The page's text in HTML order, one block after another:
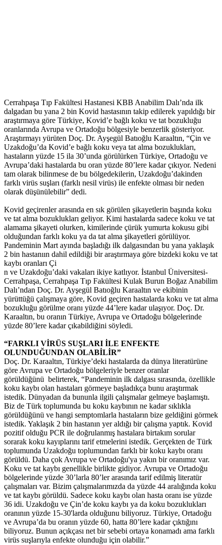
Cerrahpaşa Tıp Fakültesi Hastanesi KBB Anabilim Dalı’nda ilk
dalgadan bu yana 2 bin Kovid hastasının takip edilerek yapıldığı bir
araştırmaya göre Türkiye, Kovid’e bağlı koku ve tat bozukluğu
oranlarında Avrupa ve Ortadoğu bölgesiyle benzerlik gösteriyor.
Araştırmayı yürüten Doç. Dr. Ayşegül Batıoğlu Karaaltın, “Çin ve
Uzakdoğu’da Kovid’e bağlı koku veya tat alma bozuklukları,
hastaların yüzde 15 ila 30’unda görülürken Türkiye, Ortadoğu ve
Avrupa’daki hastalarda bu oran yüzde 80’lere kadar çıkıyor. Nedeni
tam olarak bilinmese de bu bölgedekilerin, Uzakdoğu’dakinden
farklı virüs suşları (farklı nesil virüs) ile enfekte olması bir neden
olarak düşünülebilir” dedi.
Kovid geçirenler arasında en sık görülen şikayetlerin başında koku
ve tat alma bozuklukları geliyor. Kimi hastalarda sadece koku ve tat
alamama şikayeti olurken, kimilerinde çürük yumurta kokusu gibi
olduğundan farklı koku ya da tat alma şikayetleri görülüyor.
Pandeminin Mart ayında başladığı ilk dalgasından bu yana yaklaşık
2 bin hastanıın dahil edildiği bir araştırmaya göre bizdeki koku ve tat
kaybı oranları Çi
n ve Uzakdoğu’daki vakaları ikiye katlıyor. İstanbul Üniversitesi-
Cerrahpaşa, Cerrahpaşa Tıp Fakültesi Kulak Burun Boğaz Anabilim
Dalı’ndan Doç. Dr. Ayşegül Batıoğlu Karaaltın ve ekibinin
yürüttüğü çalışmaya göre, Kovid geçiren hastalarda koku ve tat alma
bozukluğu görülme oranı yüzde 44’lere kadar ulaşıyor. Doç. Dr.
Karaaltın, bu oranın Türkiye, Avrupa ve Ortadoğu bölgelerinde
yüzde 80’lere kadar çıkabildiğini söyledi.
“FARKLI VİRÜS SUŞLARI İLE ENFEKTE
OLUNDUĞUNDAN OLABİLİR”
Doç. Dr. Karaaltın, Türkiye’deki hastalarda da dünya literatürüne
göre Avrupa ve Ortadoğu bölgeleriyle benzer oranlar
görüldüğünü belirterek, “Pandeminin ilk dalgası sırasında, özellikle
koku kaybı olan hastaları görmeye başladıkça bunu araştırmak
istedik. Dünyadan da bununla ilgili çalışmalar gelmeye başlamıştı.
Biz de Türk toplumunda bu koku kaybının ne kadar sıklıkla
görüldüğünü ve hangi semptomlarla hastaların bize geldiğini görmek
istedik. Yaklaşık 2 bin hastanın yer aldığı bir çalışma yaptık. Kovid
pozitif olduğu PCR ile doğrulanmış hastalara birtakım sorular
sorarak koku kayıplarını tarif etmelerini istedik. Gerçekten de Türk
toplumunda Uzakdoğu toplumundan farklı bir koku kaybı oranı
görüldü. Daha çok Avrupa ve Ortadoğu'ya yakın bir oranımız var.
Koku ve tat kaybı genellikle birlikte gidiyor. Avrupa ve Ortadoğu
bölgelerinde yüzde 30’larla 80’ler arasında tarif edilmiş literatür
çalışmaları var. Bizim çalışmalarımızda da yüzde 44 aralığında koku
ve tat kaybı görüldü. Sadece koku kaybı olan hasta oranı ise yüzde
36 idi. Uzakdoğu ve Çin’de koku kaybı ya da koku bozuklukları
oranının yüzde 15-30'larda olduğunu biliyoruz. Türkiye, Ortadoğu
ve Avrupa’da bu oranın yüzde 60, hatta 80’lere kadar çıktığını
biliyoruz. Bunun açıkçası net bir sebebi ortaya konamadı ama farklı
virüs suşlarıyla enfekte olunduğu için olabilir.”